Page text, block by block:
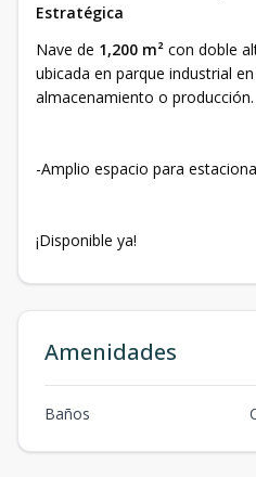
Estratégica
Nave de 1,200 m² con doble
ubicada en parque industrial
almacenamiento o producción.
-Amplio espacio para
¡Disponible ya!
Amenidades
Baños